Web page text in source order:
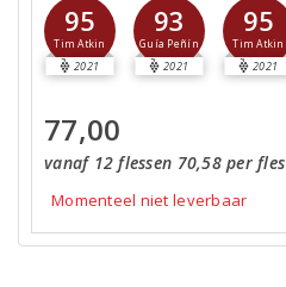
95
Tim Atkin
2021
93
Guía Peñín
2021
95
Tim Atkin
2021
77,00
vanaf 12 flessen 70,58 per fles
Momenteel niet leverbaar